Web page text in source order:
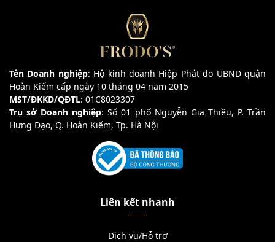
Tên Doanh nghiệp: Hộ kinh doanh Hiệp Phát do UBND quận
Hoàn Kiếm cấp ngày 10 tháng 04 năm 2015
MST/ĐKKD/QĐTL: 01C8023307
Trụ sở Doanh nghiệp: Số 01 phố Nguyễn Gia Thiều, P. Trần
Hưng Đạo, Q. Hoàn Kiếm, Tp. Hà Nội
Liên kết nhanh
Dịch vụ/Hỗ trợ